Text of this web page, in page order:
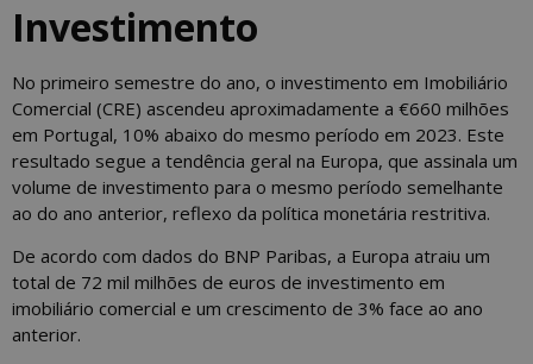
Investimento
No primeiro semestre do ano, o investimento em Imobiliário
Comercial (CRE) ascendeu aproximadamente a €660 milhões
em Portugal, 10% abaixo do mesmo período em 2023. Este
resultado segue a tendência geral na Europa, que assinala um
volume de investimento para o mesmo período semelhante
ao do ano anterior, reflexo da política monetária restritiva.
De acordo com dados do BNP Paribas, a Europa atraiu um
total de 72 mil milhões de euros de investimento em
imobiliário comercial e um crescimento de 3% face ao ano
anterior.